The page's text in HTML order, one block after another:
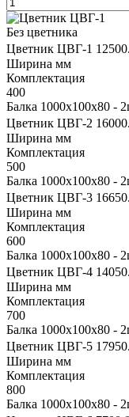
Без цветника
Цветник ЦВГ-1
Ширина мм
Комплектация
400
Балка 1000х100х80 -
Цветник ЦВГ-2
Ширина мм
Комплектация
500
Балка 1000х100х80 -
Цветник ЦВГ-3
Ширина мм
Комплектация
600
Балка 1000х100х80 -
Цветник ЦВГ-4
Ширина мм
Комплектация
700
Балка 1000х100х80 -
Цветник ЦВГ-5
Ширина мм
Комплектация
800
Балка 1000х100х80 -